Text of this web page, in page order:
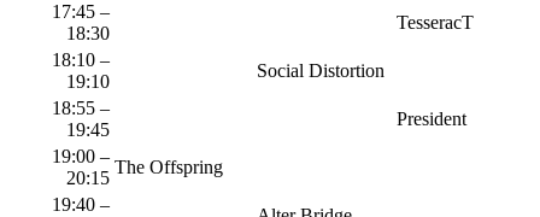
17:45 –
18:30
TesseracT
18:10 –
19:10
Social Distortion
18:55 –
19:45
President
19:00 –
20:15
The Offspring
19:40 –